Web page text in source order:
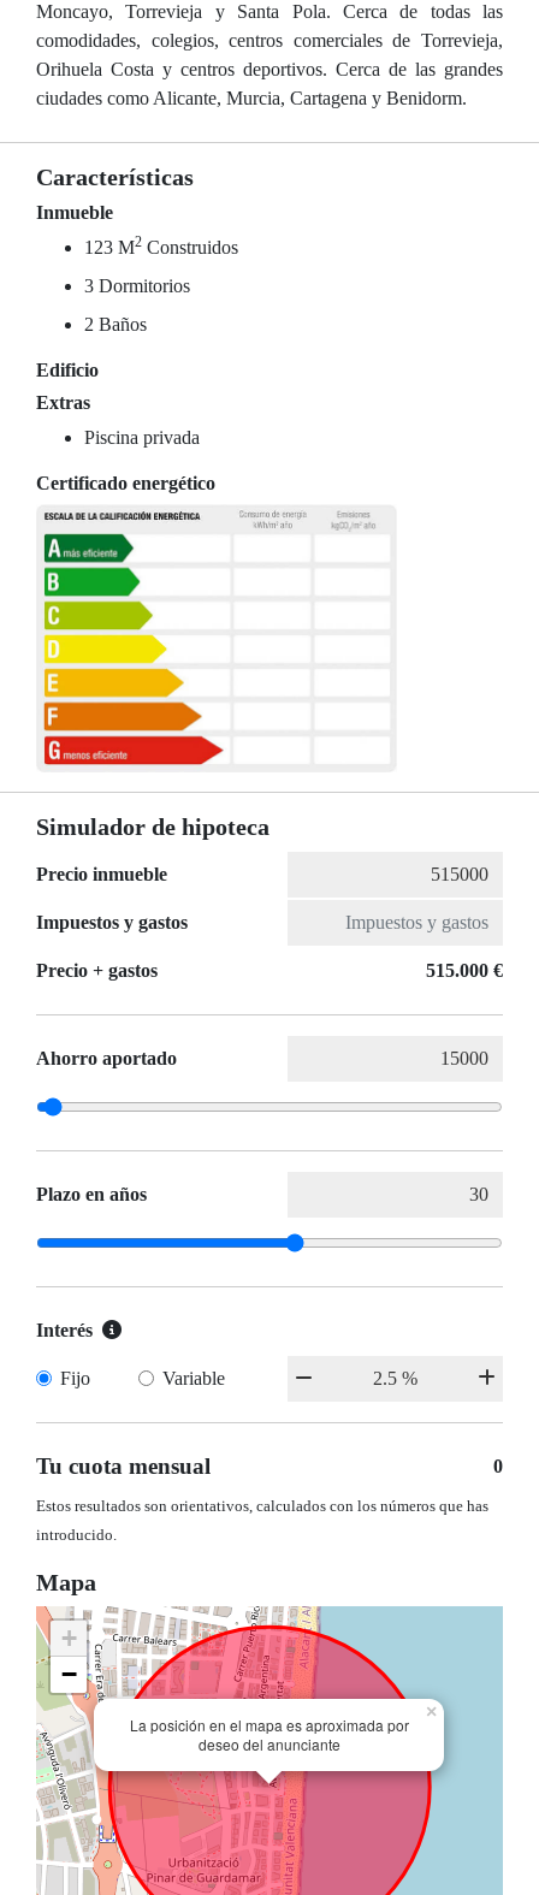
Moncayo, Torrevieja y Santa Pola. Cerca de todas las
comodidades, colegios, centros comerciales de Torrevieja,
Orihuela Costa y centros deportivos. Cerca de las grandes
ciudades como Alicante, Murcia, Cartagena y Benidorm.
Características
Inmueble
123 M2 Construidos
3 Dormitorios
2 Baños
Edificio
Extras
Piscina privada
Certificado energético
Simulador de hipoteca
Precio inmueble
Impuestos y gastos
Precio + gastos 515.000 €
Ahorro aportado
Plazo en años
Interés
Fijo Variable
Tu cuota mensual 0
Estos resultados son orientativos, calculados con los números que has
introducido.
Mapa
La posición en el mapa es aproximada por
deseo del anunciante
×
+
−